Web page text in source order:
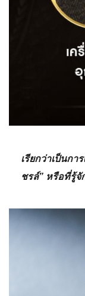
เรียกว่าเป็นก
ชรล์” หรือที่รู้